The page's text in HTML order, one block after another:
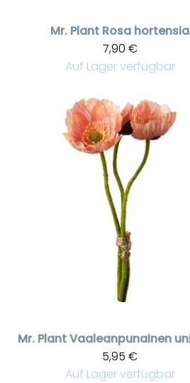
Mr. Plant Rosa hortensia
7,90 €
Auf Lager verfügbar
Mr. Plant
5,95 €
Auf Lager verfügbar